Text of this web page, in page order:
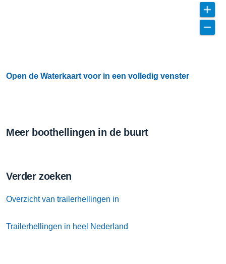
Open de Waterkaart voor in een volledig venster
Meer boothellingen in de buurt
Verder zoeken
Overzicht van trailerhellingen in
Trailerhellingen in heel Nederland